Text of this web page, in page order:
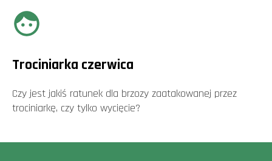
Trociniarka czerwica
Czy jest jakiś ratunek dla brzozy zaatakowanej przez
trociniarkę, czy tylko wycięcie?